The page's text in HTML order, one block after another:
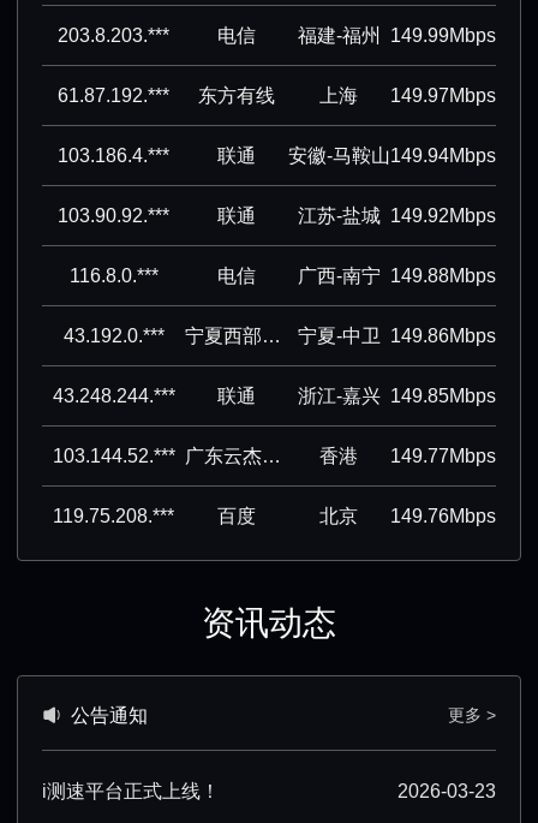
203.8.203.*** 电信 福建-福州 149.99Mbps
61.87.192.*** 东方有线 上海 149.97Mbps
103.186.4.*** 联通 安徽-马鞍山149.94Mbps
103.90.92.*** 联通 江苏-盐城 149.92Mbps
116.8.0.*** 电信 广西-南宁 149.88Mbps
43.192.0.*** 宁夏西部云基地科技有限公司 宁夏-中卫 149.86Mbps
43.248.244.*** 联通 浙江-嘉兴 149.85Mbps
103.144.52.*** 广东云杰通信有限公司 香港 149.77Mbps
119.75.208.*** 百度 北京 149.76Mbps
资讯动态
公告通知 更多 >
i测速平台正式上线！ 2026-03-23